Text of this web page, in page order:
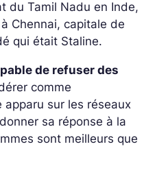
du Tamil Nadu en Inde,
Chennai, capitale de
qui était Staline.
de refuser des
comme
apparu sur les réseaux
sa réponse à la
sont meilleurs que